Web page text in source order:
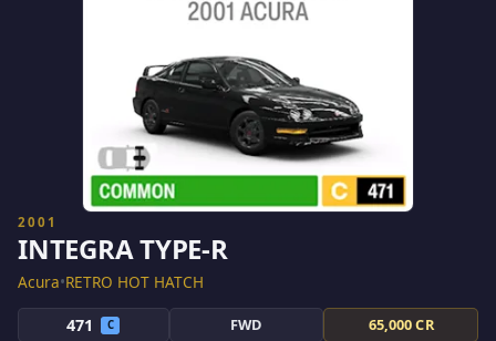
2001
INTEGRA TYPE-R
Acura•RETRO HOT HATCH
471 C FWD 65,000 CR